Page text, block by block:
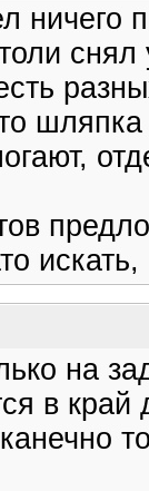
ничего
снял
на
в